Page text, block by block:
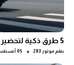
5 طرق ذكية لتحضير سيارة SUV لمواجهة الصيف
بقلم موتور 283 ● 05 أغسطس 2026